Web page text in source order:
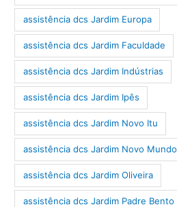
assistência dcs Jardim Europa
assistência dcs Jardim Faculdade
assistência dcs Jardim Indústrias
assistência dcs Jardim Ipês
assistência dcs Jardim Novo Itu
assistência dcs Jardim Novo Mundo
assistência dcs Jardim Oliveira
assistência dcs Jardim Padre Bento